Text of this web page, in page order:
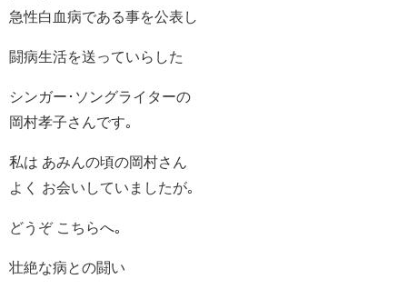
急性白血病である事を公表し
闘病生活を送っていらした
シンガー･ソングライターの
岡村孝子さんです｡
私は あみんの頃の岡村さん
よく お会いしていましたが｡
どうぞ こちらへ｡
壮絶な病との闘い